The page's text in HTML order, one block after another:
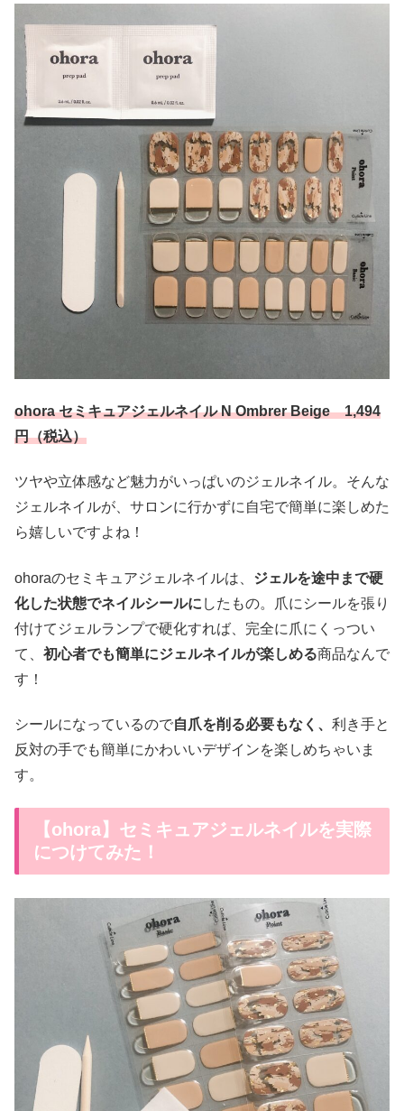
ohora セミキュアジェルネイル N Ombrer Beige 1,494
円（税込）
ツヤや立体感など魅力がいっぱいのジェルネイル。そんな
ジェルネイルが、サロンに行かずに自宅で簡単に楽しめた
ら嬉しいですよね！
ohoraのセミキュアジェルネイルは、 ジェルを途中まで硬
化した状態でネイルシールに したもの。爪にシールを張り
付けてジェルランプで硬化すれば、完全に爪にくっつい
て、 初心者でも簡単にジェルネイルが楽しめる商品なんで
す！
シールになっているので自爪を削る必要もなく、 利き手と
反対の手でも簡単にかわいいデザインを楽しめちゃいま
す。
【ohora】セミキュアジェルネイルを実際
につけてみた！